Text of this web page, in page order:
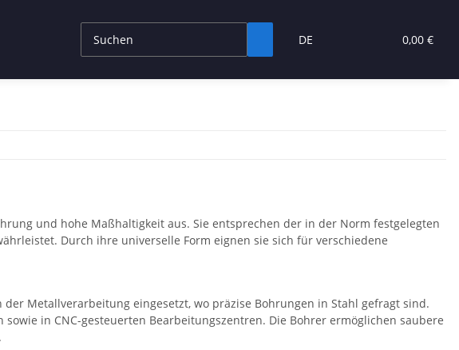
DE 0,00 €
und hohe Maßhaltigkeit aus. Sie entsprechen der in der Norm festgelegten
Durch ihre universelle Form eignen sie sich für verschiedene
Metallverarbeitung eingesetzt, wo präzise Bohrungen in Stahl gefragt sind.
in CNC-gesteuerten Bearbeitungszentren. Die Bohrer ermöglichen saubere